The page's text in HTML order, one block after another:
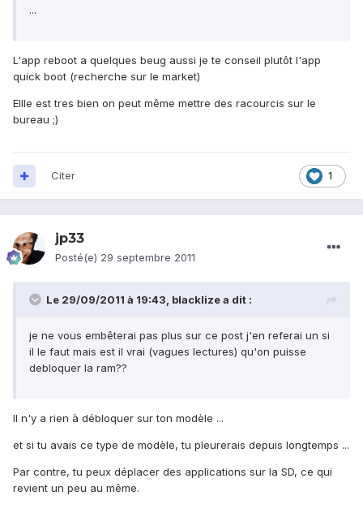
...
L'app reboot a quelques beug aussi je te conseil plutôt l'app
quick boot (recherche sur le market)
Ellle est tres bien on peut même mettre des racourcis sur le
bureau ;)
1
Citer
jp33
Posté(e) 29 septembre 2011
Le 29/09/2011 à 19:43, blacklize a dit :
je ne vous embêterai pas plus sur ce post j'en referai un si
il le faut mais est il vrai (vagues lectures) qu'on puisse
debloquer la ram??
Il n'y a rien à débloquer sur ton modèle ...
et si tu avais ce type de modèle, tu pleurerais depuis longtemps ...
Par contre, tu peux déplacer des applications sur la SD, ce qui
revient un peu au même.